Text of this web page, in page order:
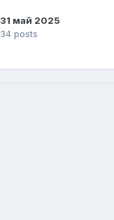
31 май 2025
34 posts